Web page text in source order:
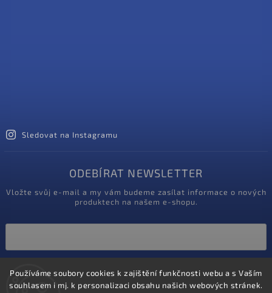
Používáme soubory cookies k zajištění funkčnosti webu a s Vaším
souhlasem i mj. k personalizaci obsahu našich webových stránek.
Sledovat na Instagramu
ODEBÍRAT NEWSLETTER
Vložte svůj e-mail a my vám budeme zasílat informace o nových
produktech na našem e-shopu.
podmínkami ochrany osobních údajů